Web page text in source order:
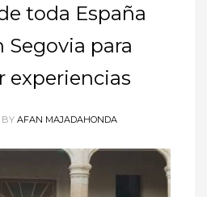
toda España
Segovia para
experiencias
BY AFAN MAJADAHONDA